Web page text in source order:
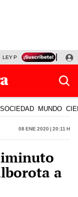
LEY PULPÍN PRECIO DEL
SOCIEDAD MUNDO
08 Ene 2020 | 20:11 h
a